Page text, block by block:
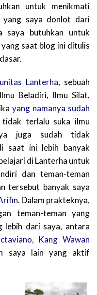
untuk menikmati
saya donlot dari
saya butuhkan untuk
saat blog ini ditulis
Lanterha, sebuah
Beladiri, Ilmu Silat,
yang namanya sudah
tidak terlalu suka ilmu
juga sudah tidak
saat ini lebih banyak
di Lanterha untuk
dan teman-teman
tersebut banyak saya
. Dalam prakteknya,
teman-teman yang
lebih dari saya, antara
, Kang Wawan
saya lain yang aktif